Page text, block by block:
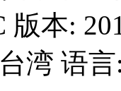
版本:
湾 语